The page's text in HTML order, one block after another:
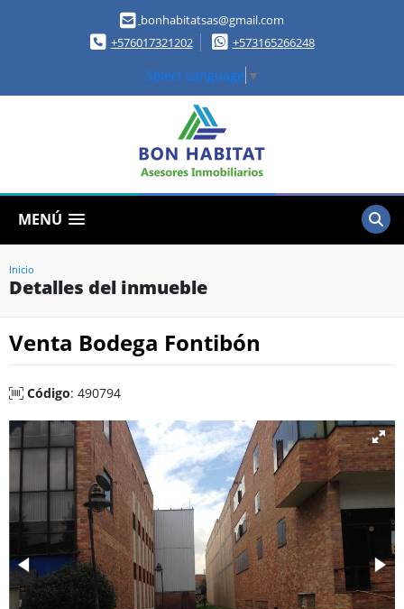
bonhabitatsas@gmail.com
+576017321202
+573165266248
Select Language ▼
MENÚ
Inicio
Detalles del inmueble
Venta Bodega Fontibón
Código: 490794